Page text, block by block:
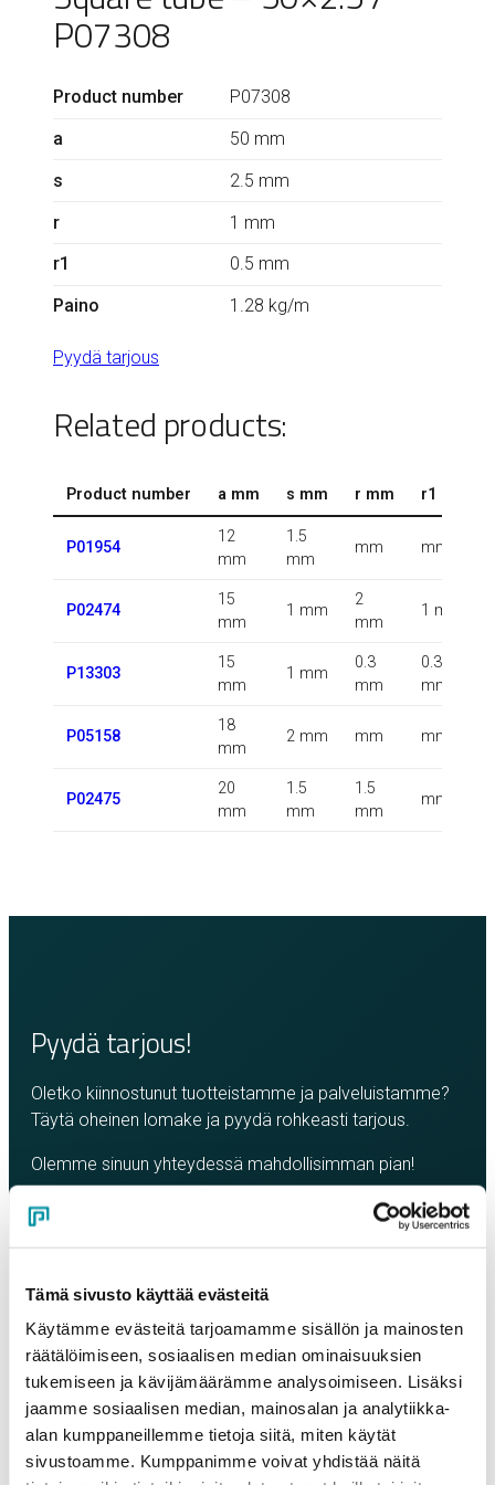
Tämä sivusto käyttää evästeitä
Käytämme evästeitä tarjoamamme sisällön ja mainosten
räätälöimiseen, sosiaalisen median ominaisuuksien
tukemiseen ja kävijämäärämme analysoimiseen. Lisäksi
jaamme sosiaalisen median, mainosalan ja analytiikka-
alan kumppaneillemme tietoja siitä, miten käytät
sivustoamme. Kumppanimme voivat yhdistää näitä
P07308
Product number
P07308
a
50 mm
s
2.5 mm
r
1 mm
r1
0.5 mm
Paino
1.28 kg/m
Pyydä tarjous
Related products:
Product number a mm s mm r mm r1 mm
P01954
12
mm
1.5
mm
mm mm
P02474
15
mm
1 mm
2
mm
1 mm
P13303
15
mm
1 mm
0.3
mm
0.3
mm
P05158
18
mm
2 mm mm mm
P02475
20
mm
1.5
mm
1.5
mm
mm
Pyydä tarjous!
Oletko kiinnostunut tuotteistamme ja palveluistamme?
Täytä oheinen lomake ja pyydä rohkeasti tarjous.
Olemme sinuun yhteydessä mahdollisimman pian!
Company
Contact person*
Email*
Phone